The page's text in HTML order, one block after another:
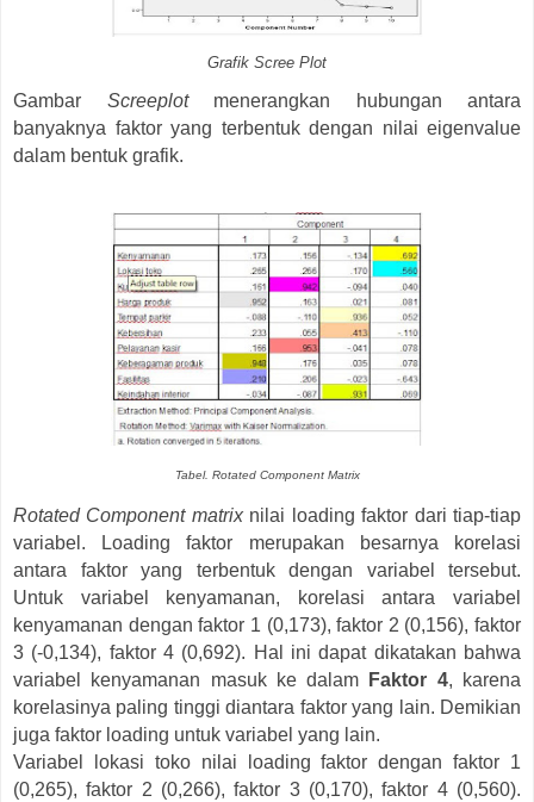
Grafik Scree Plot
Gambar Screeplotmenerangkan hubungan antara
banyaknya faktor yang terbentuk dengan nilai eigenvalue
dalam bentuk grafik.
Tabel. Rotated Component Matrix
Rotated Component matrix nilai loading faktor dari tiap-tiap
variabel. Loading faktor merupakan besarnya korelasi
antara faktor yang terbentuk dengan variabel tersebut.
Untuk variabel kenyamanan, korelasi antara variabel
kenyamanan dengan faktor 1 (0,173), faktor 2 (0,156), faktor
3 (-0,134), faktor 4 (0,692). Hal ini dapat dikatakan bahwa
variabel kenyamanan masuk ke dalam
Faktor 4, karena
korelasinya paling tinggi diantara faktor yang lain. Demikian
juga faktor loading untuk variabel yang lain.
Variabel lokasi toko nilai loading faktor dengan faktor 1
(0,265), faktor 2 (0,266), faktor 3 (0,170), faktor 4 (0,560).